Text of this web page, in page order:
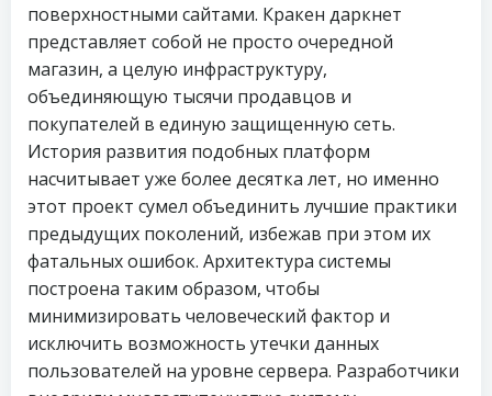
поверхностными сайтами. Кракен даркнет
представляет собой не просто очередной
магазин, а целую инфраструктуру,
объединяющую тысячи продавцов и
покупателей в единую защищенную сеть.
История развития подобных платформ
насчитывает уже более десятка лет, но именно
этот проект сумел объединить лучшие практики
предыдущих поколений, избежав при этом их
фатальных ошибок. Архитектура системы
построена таким образом, чтобы
минимизировать человеческий фактор и
исключить возможность утечки данных
пользователей на уровне сервера. Разработчики